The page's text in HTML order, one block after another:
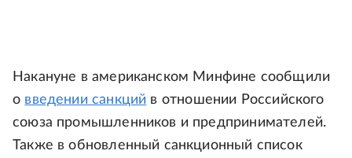
Накануне в американском Минфине сообщили
о введении санкций в отношении Российского
союза промышленников и предпринимателей.
Также в обновленный санкционный список